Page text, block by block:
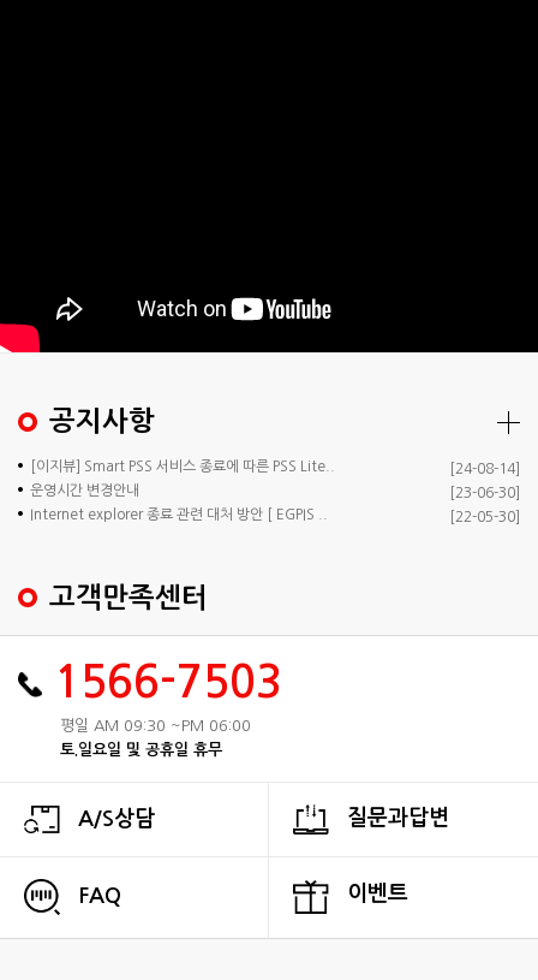
공지사항
[이지뷰] Smart PSS 서비스 종료에 따른 PSS Lite..
[24-08-14]
운영시간 변경안내
[23-06-30]
Internet explorer 종료 관련 대처 방안 [ EGPIS ..
[22-05-30]
고객만족센터
1566-7503
평일 AM 09:30 ~PM 06:00
토.일요일 및 공휴일 휴무
A/S상담 질문과답변
FAQ 이벤트